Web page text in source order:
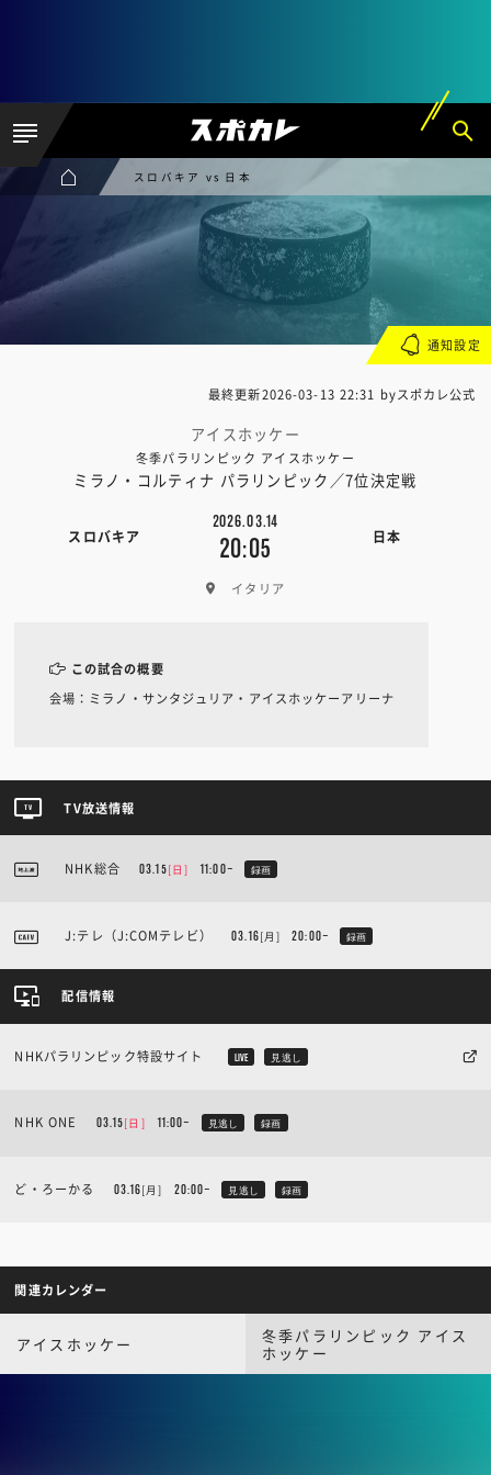
スロバキア vs 日本
最終更新2026-03-13 22:31 byスポカレ公式
アイスホッケー
冬季パラリンピック アイスホッケー
ミラノ・コルティナ パラリンピック／7位決定戦
スロバキア
2026.03.14
20:05 日本
イタリア
通知設定
この試合の概要
会場：ミラノ・サンタジュリア・アイスホッケーアリーナ
TV放送情報
NHK総合 03.15[日] 11:00~ 録画
J:テレ（J:COMテレビ） 03.16[月] 20:00~ 録画
配信情報
NHKパラリンピック特設サイト LIVE 見逃し
NHK ONE 03.15[日] 11:00~ 見逃し 録画
ど・ろーかる 03.16[月] 20:00~ 見逃し 録画
関連カレンダー
アイスホッケー
冬季パラリンピック アイス
ホッケー